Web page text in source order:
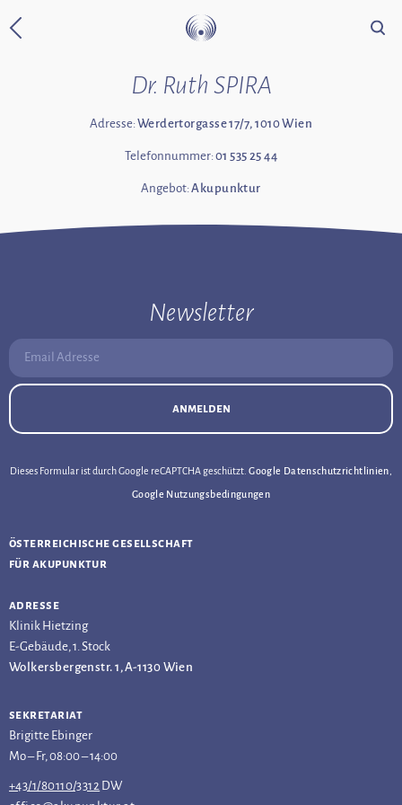
Zurück zur Startseite Suche
Dr. Ruth SPIRA
Adresse:Werdertorgasse 17/7, 1010 Wien
Telefonnummer:01 535 25 44
Angebot:Akupunktur
Newsletter
Email Adresse:
anmelden
Dieses Formular ist durch Google reCAPTCHA geschützt.Google Datenschutzrichtlinien
Google Nutzungsbedingungen
österreichische gesellschaft
für akupunktur
adresse
Klinik Hietzing
E-Gebäude, 1. Stock
Wolkersbergenstr. 1, A-1130 Wien
sekretariat
Brigitte Ebinger
Mo – Fr, 08:00 – 14:00
+43/1/80110/3312 DW